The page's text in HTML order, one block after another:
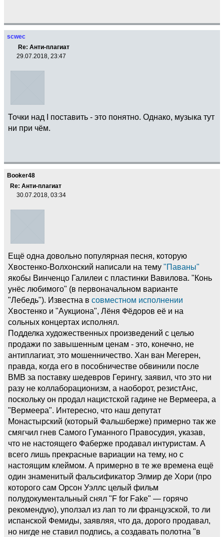
scwec
Re: Анти-плагиат
29.07.2018, 23:47
Точки над I поставить - это понятно. Однако, музыка тут
ни при чём.
Booker48
Re: Анти-плагиат
30.07.2018, 03:34
Ещё одна довольно популярная песня, которую
Хвостенко-Волхонский написали на тему "Паваны"
якобы Винченцо Галилеи с пластинки Вавилова. "Конь
унёс любимого" (в первоначальном варианте
"Лебедь"). Известна в совместном исполнении
Хвостенко и "Аукциона", Лёня Фёдоров её и на
сольных концертах исполнял.
Подделка художественных произведений с целью
продажи по завышенным ценам - это, конечно, не
антиплагиат, это мошенничество. Хан ван Мегерен,
правда, когда его в пособничестве обвинили после
ВМВ за поставку шедевров Герингу, заявил, что это ни
разу не коллаборационизм, а наоборот, резистАнс,
поскольку он продал нацистской гадине не Вермеера, а
"Вермеера". Интересно, что наш депутат
Монастырский (который Фальшберже) примерно так же
смягчил гнев Самого Гуманного Правосудия, указав,
что не настоящего Фаберже продавал интуристам. А
всего лишь прекрасные вариации на тему, но с
настоящим клеймом. А примерно в те же времена ещё
один знаменитый фальсификатор Элмир де Хори (про
которого сам Орсон Уэллс целый фильм
полудокументальный снял "F for Fake" — горячо
рекомендую), уползал из лап то ли французской, то ли
испанской Фемиды, заявляя, что да, дорого продавал,
но нигде не ставил подпись, а создавать полотна "в